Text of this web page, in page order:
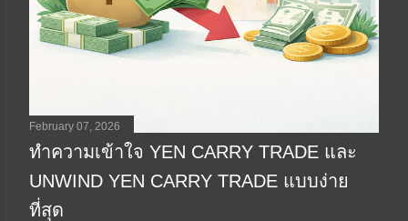
February 07, 2026
ทำความเข้าใจ YEN CARRY TRADE และ
UNWIND YEN CARRY TRADE แบบง่าย
ที่สุด